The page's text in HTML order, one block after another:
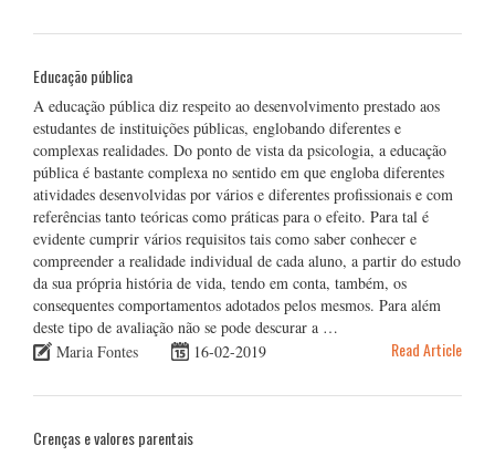
Educação pública
A educação pública diz respeito ao desenvolvimento prestado aos
estudantes de instituições públicas, englobando diferentes e
complexas realidades. Do ponto de vista da psicologia, a educação
pública é bastante complexa no sentido em que engloba diferentes
atividades desenvolvidas por vários e diferentes profissionais e com
referências tanto teóricas como práticas para o efeito. Para tal é
evidente cumprir vários requisitos tais como saber conhecer e
compreender a realidade individual de cada aluno, a partir do estudo
da sua própria história de vida, tendo em conta, também, os
consequentes comportamentos adotados pelos mesmos. Para além
deste tipo de avaliação não se pode descurar a …
Maria Fontes
16-02-2019 Read Article
Crenças e valores parentais